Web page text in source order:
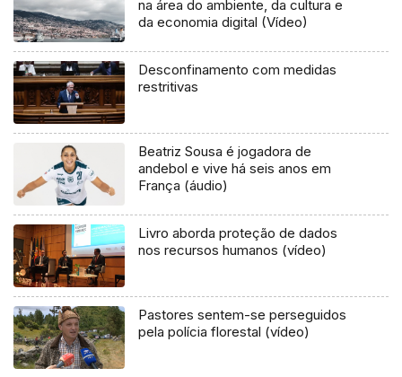
na área do ambiente, da cultura e
da economia digital (Vídeo)
Desconfinamento com medidas
restritivas
Beatriz Sousa é jogadora de
andebol e vive há seis anos em
França (áudio)
Livro aborda proteção de dados
nos recursos humanos (vídeo)
Pastores sentem-se perseguidos
pela polícia florestal (vídeo)